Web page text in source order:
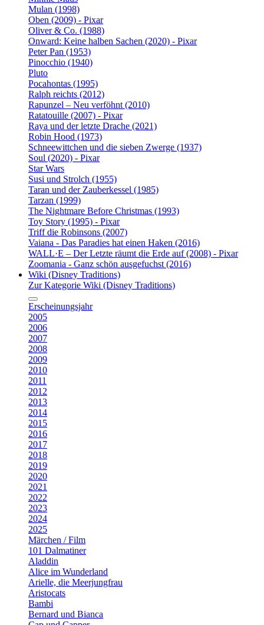
Mulan (1998)
Oben (2009) - Pixar
Oliver & Co. (1988)
Onward: Keine halben Sachen (2020) - Pixar
Peter Pan (1953)
Pinocchio (1940)
Pluto
Pocahontas (1995)
Ralph reichts (2012)
Rapunzel – Neu verföhnt (2010)
Ratatouille (2007) - Pixar
Raya und der letzte Drache (2021)
Robin Hood (1973)
Schneewittchen und die sieben Zwerge (1937)
Soul (2020) - Pixar
Star Wars
Susi und Strolch (1955)
Taran und der Zauberkessel (1985)
Tarzan (1999)
The Nightmare Before Christmas (1993)
Toy Story (1995) - Pixar
Triff die Robinsons (2007)
Vaiana - Das Paradies hat einen Haken (2016)
WALL·E – Der Letzte räumt die Erde auf (2008) - Pixar
Zoomania - Ganz schön ausgefuchst (2016)
Wiki (Disney Traditions)
Zur Kategorie Wiki (Disney Traditions)
Erscheinungsjahr
2005
2006
2007
2008
2009
2010
2011
2012
2013
2014
2015
2016
2017
2018
2019
2020
2021
2022
2023
2024
2025
Märchen / Film
101 Dalmatiner
Aladdin
Alice im Wunderland
Arielle, die Meerjungfrau
Aristocats
Bambi
Bernard und Bianca